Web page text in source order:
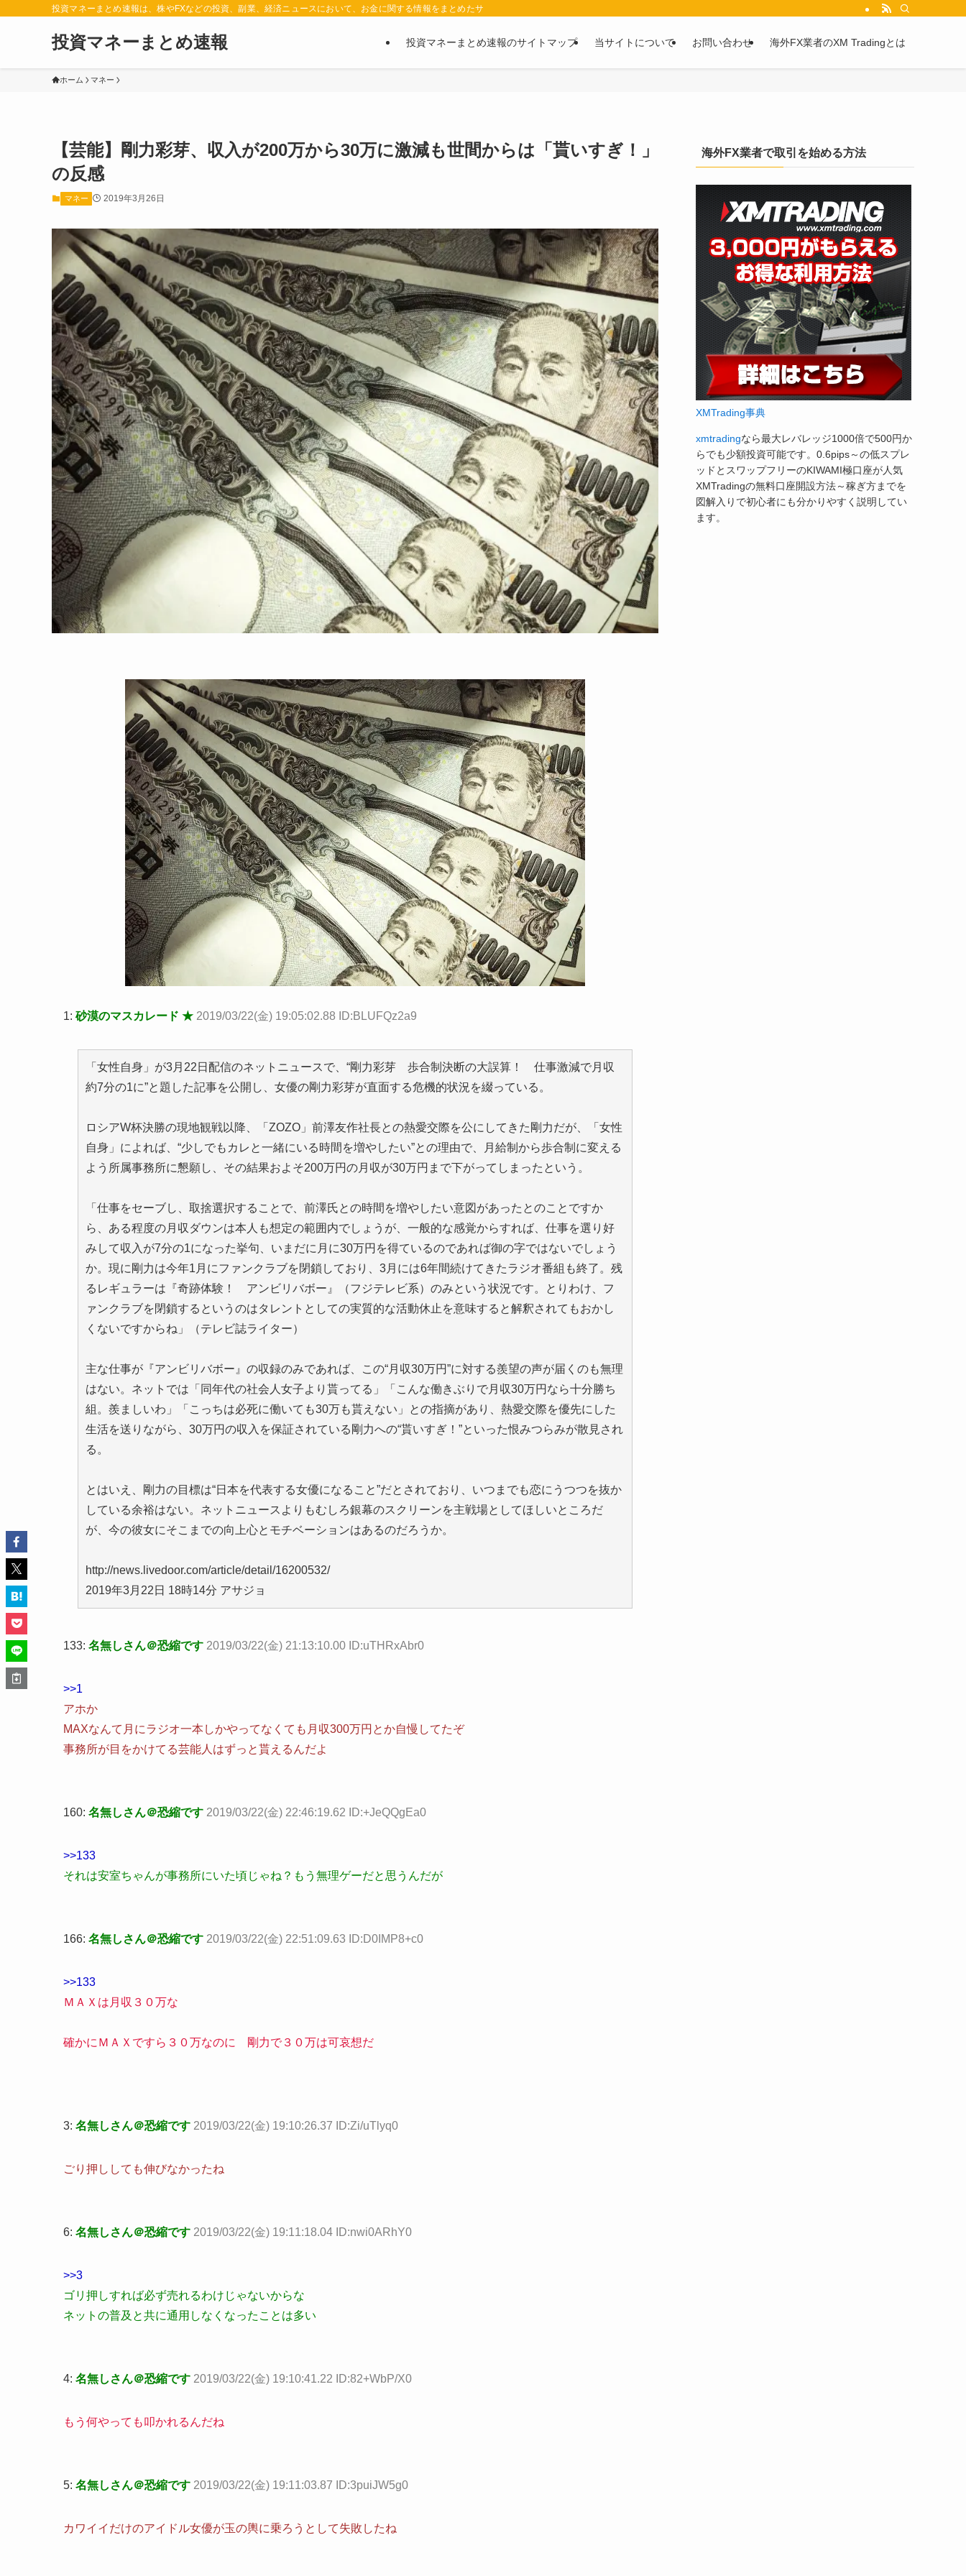
投資マネーまとめ速報は、株やFXなどの投資、副業、経済ニュースにおいて、お金に関する情報をまとめたサイトです。お金に関する情報の口コミや評判を2chや5chからピックアップしています。
投資マネーまとめ速報 投資マネーまとめ速報のサイトマップ 当サイトについて お問い合わせ 海外FX業者のXM Tradingとは
ホーム マネー
【芸能】剛力彩芽、収入が200万から30万に激減も世間からは「貰いすぎ！」
の反感
マネー 2019年3月26日
1: 砂漠のマスカレード ★ 2019/03/22(金) 19:05:02.88 ID:BLUFQz2a9
「女性自身」が3月22日配信のネットニュースで、“剛力彩芽 歩合制決断の大誤算！ 仕事激減で月収
約7分の1に”と題した記事を公開し、女優の剛力彩芽が直面する危機的状況を綴っている。
ロシアW杯決勝の現地観戦以降、「ZOZO」前澤友作社長との熱愛交際を公にしてきた剛力だが、「女性
自身」によれば、“少しでもカレと一緒にいる時間を増やしたい”との理由で、月給制から歩合制に変える
よう所属事務所に懇願し、その結果およそ200万円の月収が30万円まで下がってしまったという。
「仕事をセーブし、取捨選択することで、前澤氏との時間を増やしたい意図があったとのことですか
ら、ある程度の月収ダウンは本人も想定の範囲内でしょうが、一般的な感覚からすれば、仕事を選り好
みして収入が7分の1になった挙句、いまだに月に30万円を得ているのであれば御の字ではないでしょう
か。現に剛力は今年1月にファンクラブを閉鎖しており、3月には6年間続けてきたラジオ番組も終了。残
るレギュラーは『奇跡体験！ アンビリバボー』（フジテレビ系）のみという状況です。とりわけ、フ
ァンクラブを閉鎖するというのはタレントとしての実質的な活動休止を意味すると解釈されてもおかし
くないですからね」（テレビ誌ライター）
主な仕事が『アンビリバボー』の収録のみであれば、この“月収30万円”に対する羨望の声が届くのも無理
はない。ネットでは「同年代の社会人女子より貰ってる」「こんな働きぶりで月収30万円なら十分勝ち
組。羨ましいわ」「こっちは必死に働いても30万も貰えない」との指摘があり、熱愛交際を優先にした
生活を送りながら、30万円の収入を保証されている剛力への“貰いすぎ！”といった恨みつらみが散見され
る。
とはいえ、剛力の目標は“日本を代表する女優になること”だとされており、いつまでも恋にうつつを抜か
している余裕はない。ネットニュースよりもむしろ銀幕のスクリーンを主戦場としてほしいところだ
が、今の彼女にそこまでの向上心とモチベーションはあるのだろうか。
http://news.livedoor.com/article/detail/16200532/
2019年3月22日 18時14分 アサジョ
133: 名無しさん＠恐縮です 2019/03/22(金) 21:13:10.00 ID:uTHRxAbr0
>>1
アホか
MAXなんて月にラジオ一本しかやってなくても月収300万円とか自慢してたぞ
事務所が目をかけてる芸能人はずっと貰えるんだよ
160: 名無しさん＠恐縮です 2019/03/22(金) 22:46:19.62 ID:+JeQQgEa0
>>133
それは安室ちゃんが事務所にいた頃じゃね？もう無理ゲーだと思うんだが
166: 名無しさん＠恐縮です 2019/03/22(金) 22:51:09.63 ID:D0IMP8+c0
>>133
ＭＡＸは月収３０万な
確かにＭＡＸですら３０万なのに 剛力で３０万は可哀想だ
3: 名無しさん＠恐縮です 2019/03/22(金) 19:10:26.37 ID:Zi/uTlyq0
ごり押ししても伸びなかったね
6: 名無しさん＠恐縮です 2019/03/22(金) 19:11:18.04 ID:nwi0ARhY0
>>3
ゴリ押しすれば必ず売れるわけじゃないからな
ネットの普及と共に通用しなくなったことは多い
4: 名無しさん＠恐縮です 2019/03/22(金) 19:10:41.22 ID:82+WbP/X0
もう何やっても叩かれるんだね
5: 名無しさん＠恐縮です 2019/03/22(金) 19:11:03.87 ID:3puiJW5g0
カワイイだけのアイドル女優が玉の輿に乗ろうとして失敗したね
海外FX業者で取引を始める方法
XMTrading事典
xmtradingなら最大レバレッジ1000倍で500円か
らでも少額投資可能です。0.6pips～の低スプレ
ッドとスワップフリーのKIWAMI極口座が人気
XMTradingの無料口座開設方法～稼ぎ方までを
図解入りで初心者にも分かりやすく説明してい
ます。